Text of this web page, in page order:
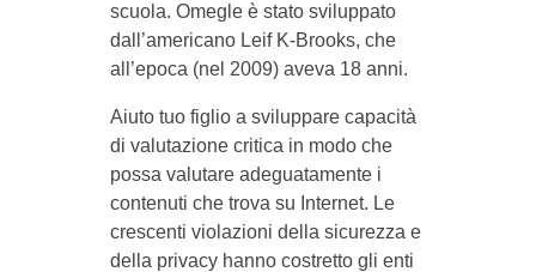
scuola. Omegle è stato sviluppato
dall’americano Leif K-Brooks, che
all’epoca (nel 2009) aveva 18 anni.
Aiuto tuo figlio a sviluppare capacità
di valutazione critica in modo che
possa valutare adeguatamente i
contenuti che trova su Internet. Le
crescenti violazioni della sicurezza e
della privacy hanno costretto gli enti